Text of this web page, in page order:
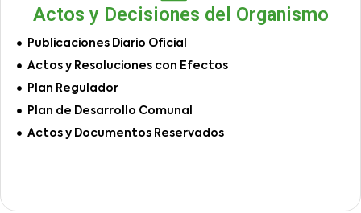
Actos y Decisiones del Organismo
Publicaciones Diario Oficial
Actos y Resoluciones con Efectos
Plan Regulador
Plan de Desarrollo Comunal
Actos y Documentos Reservados